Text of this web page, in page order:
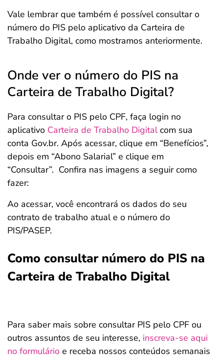
Vale lembrar que também é possível consultar o
número do PIS pelo aplicativo da Carteira de
Trabalho Digital, como mostramos anteriormente.
Onde ver o número do PIS na
Carteira de Trabalho Digital?
Para consultar o PIS pelo CPF, faça login no
aplicativo Carteira de Trabalho Digitalcom sua
conta Gov.br. Após acessar, clique em “Benefícios”,
depois em “Abono Salarial” e clique em
“Consultar”. Confira nas imagens a seguir como
fazer:
Ao acessar, você encontrará os dados do seu
contrato de trabalho atual e o número do
PIS/PASEP.
Como consultar número do PIS na
Carteira de Trabalho Digital
Para saber mais sobre consultar PIS pelo CPF ou
outros assuntos de seu interesse, inscreva-se aqui
no formulário e receba nossos conteúdos semanais